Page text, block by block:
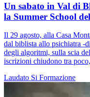
Un sabato in Val di
la Summer School
Il 29 agosto, alla Casa
dal biblista allo psichiatra -
degli algoritmi, sulla scia
iscrizioni chiudono tra
Laudato Si Formazione